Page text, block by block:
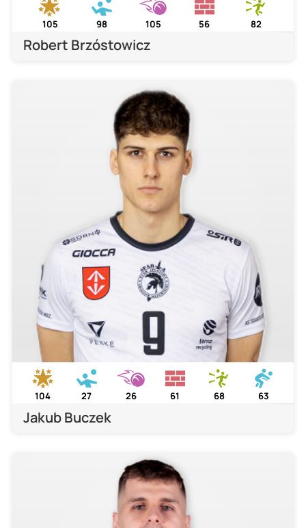
105 98 105 56 82
Robert Brzóstowicz
104 27 26 61 68 63
Jakub Buczek